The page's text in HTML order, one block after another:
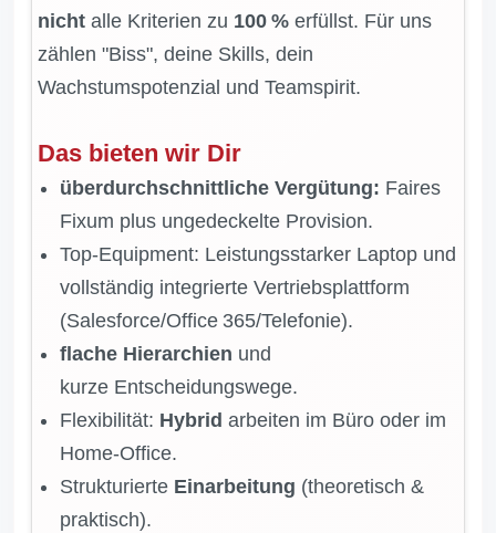
nicht alle Kriterien zu 100 % erfüllst. Für uns
zählen "Biss", deine Skills, dein
Wachstumspotenzial und Teamspirit.
Das bieten wir Dir
überdurchschnittliche Vergütung: Faires
Fixum plus ungedeckelte Provision.
Top‑Equipment: Leistungsstarker Laptop und
vollständig integrierte Vertriebsplattform
(Salesforce/Office 365/Telefonie).
flache Hierarchien und
kurze Entscheidungswege.
Flexibilität: Hybrid arbeiten im Büro oder im
Home‑Office.
Strukturierte Einarbeitung (theoretisch &
praktisch).